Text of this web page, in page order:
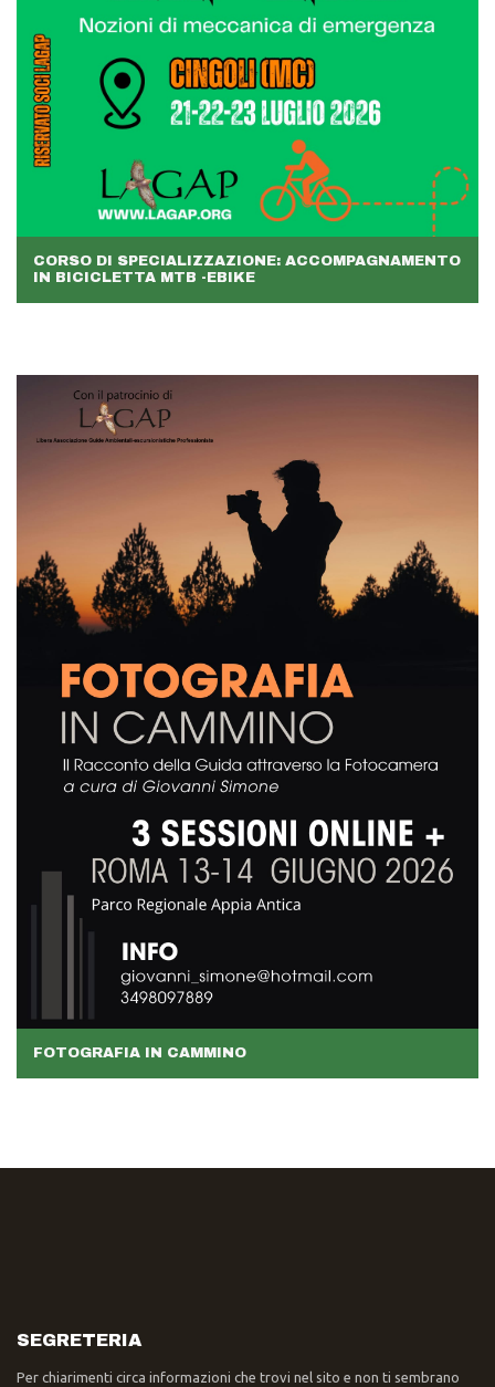
CORSO DI SPECIALIZZAZIONE: ACCOMPAGNAMENTO
IN BICICLETTA MTB -EBIKE
FOTOGRAFIA IN CAMMINO
SEGRETERIA
Per chiarimenti circa informazioni che trovi nel sito e non ti sembrano